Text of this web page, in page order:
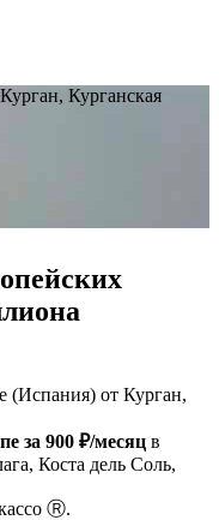
Курганская
(Испания) от Курган,
за 900 ₽/месяц в
Коста дель Соль,
Ⓡ.